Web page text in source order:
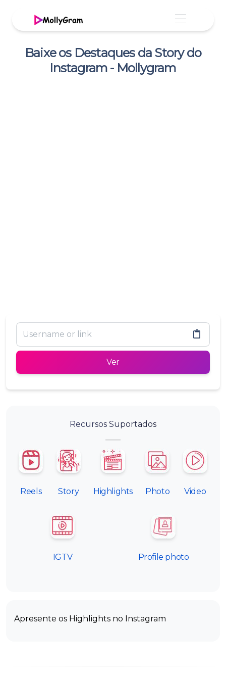
Baixe os Destaques da Story do
Instagram - Mollygram
Ver
Recursos Suportados
Reels Story Highlights Photo Video
IGTV Profile photo
Apresente os Highlights no Instagram